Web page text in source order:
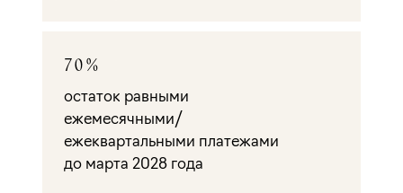
70%
остаток равными
ежемесячными/
ежеквартальными платежами
до марта 2028 года